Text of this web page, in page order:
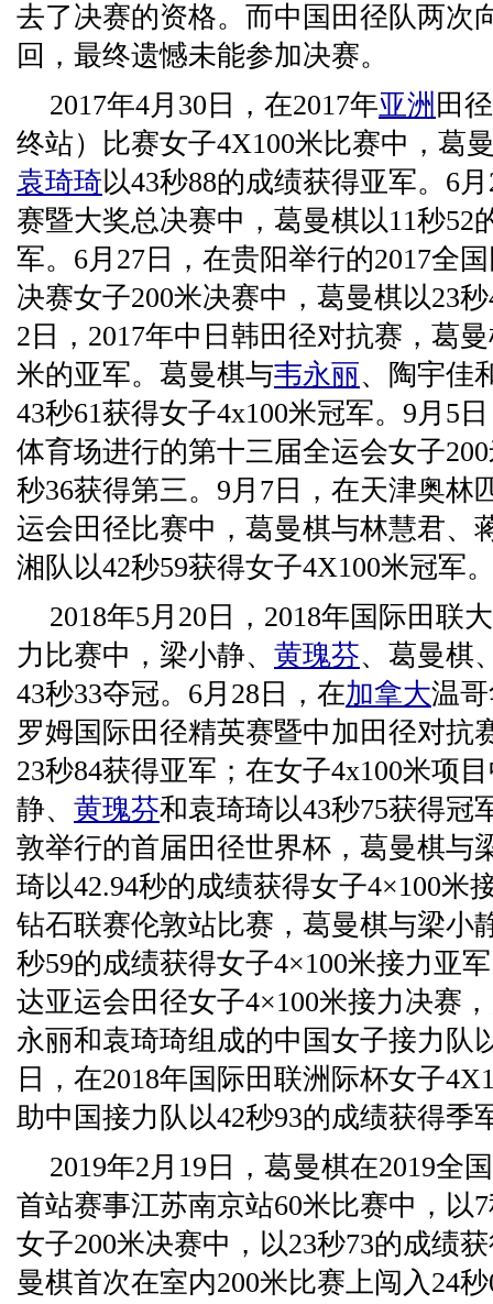
去了决赛的资格。而中国田径队两次
回，最终遗憾未能参加决赛。
2017年4月30日，在2017年亚洲 田
终站）比赛女子4X100米比赛中，葛
袁琦琦以43秒88的成绩获得亚军。6
赛暨大奖总决赛中，葛曼棋以11秒52
军。6月27日，在贵阳举行的2017全
决赛女子200米决赛中，葛曼棋以23
2日，2017年中日韩田径对抗赛，葛
米的亚军。葛曼棋与韦永丽、陶宇佳
43秒61获得女子4x100米冠军。9月5
体育场进行的第十三届全运会女子
秒36获得第三。9月7日，在天津奥林
运会田径比赛中，葛曼棋与林慧君、
湘队以42秒59获得女子4X100米冠军
2018年5月20日，2018年国际田联
力比赛中，梁小静、 黄瑰芬、葛曼棋
43秒33夺冠。6月28日，在加拿大温
罗姆国际田径精英赛暨中加田径对抗
23秒84获得亚军；在女子4x100米项
静、 黄瑰芬和袁琦琦以43秒75获得冠
敦举行的首届田径世界杯，葛曼棋与
琦以42.94秒的成绩获得女子4×100米
钻石联赛伦敦站比赛，葛曼棋与梁小
秒59的成绩获得女子4×100米接力亚
达亚运会田径女子4×100米接力决赛
永丽和袁琦琦组成的中国女子接力队
日，在2018年国际田联洲际杯女子
助中国接力队以42秒93的成绩获得季
2019年2月19日，葛曼棋在2019全
首站赛事江苏南京站60米比赛中，以
女子200米决赛中，以23秒73的成绩
曼棋首次在室内200米比赛上闯入24